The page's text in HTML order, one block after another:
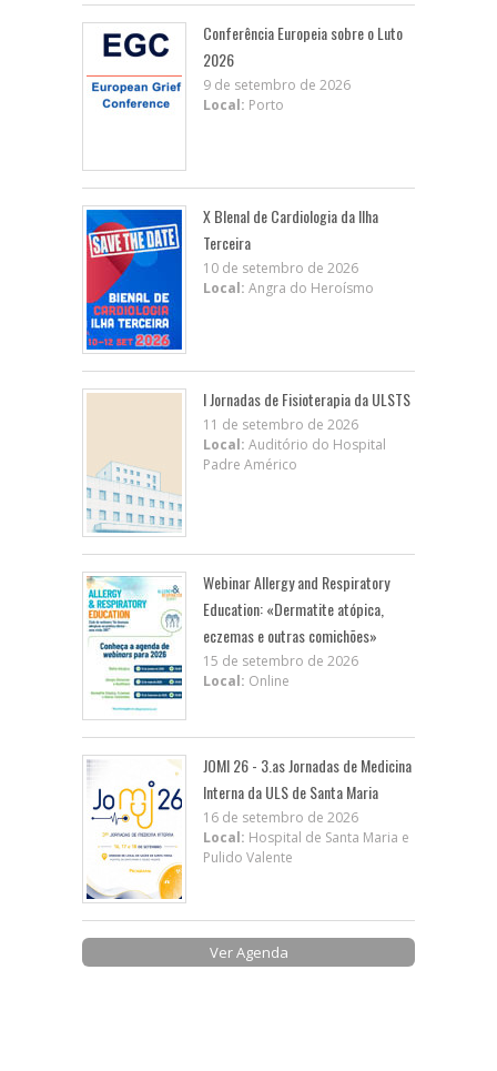
Conferência Europeia sobre o Luto
2026
9 de setembro de 2026
Local: Porto
X BIenal de Cardiologia da Ilha
Terceira
10 de setembro de 2026
Local: Angra do Heroísmo
I Jornadas de Fisioterapia da ULSTS
11 de setembro de 2026
Local: Auditório do Hospital
Padre Américo
Webinar Allergy and Respiratory
Education: «Dermatite atópica,
eczemas e outras comichões»
15 de setembro de 2026
Local: Online
JOMI 26 - 3.as Jornadas de Medicina
Interna da ULS de Santa Maria
16 de setembro de 2026
Local: Hospital de Santa Maria e
Pulido Valente
Ver Agenda